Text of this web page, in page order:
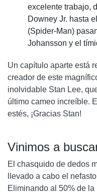
excelente trabajo,
Downey Jr. hasta
(Spider-Man)
Johansson y el
Un capítulo aparte está
creador de este
inolvidable Stan Lee,
último cameo increíble.
estés, ¡Gracias Stan!
Vinimos a
El chasquido de dedos
llevado a cabo el
Eliminando al 50% de